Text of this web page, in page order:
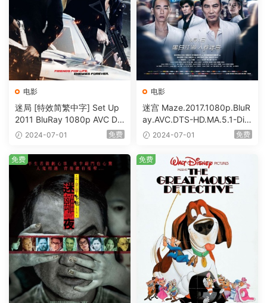
电影
迷局 [特效简繁中字] Set Up
2011 BluRay 1080p AVC DT
S-HD MA5.1-shhaclm@CHD
2024-07-01 免费
电影
迷宫 Maze.2017.1080p.BluR
ay.AVC.DTS-HD.MA.5.1-DiY
@HDHome [BDISO 19.7GB]
2024-07-01 免费
免费 免费